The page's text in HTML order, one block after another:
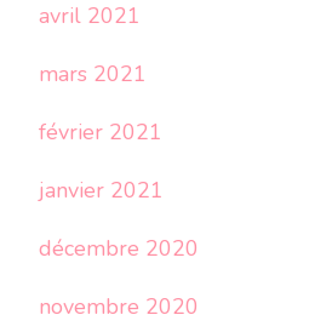
avril 2021
mars 2021
février 2021
janvier 2021
décembre 2020
novembre 2020